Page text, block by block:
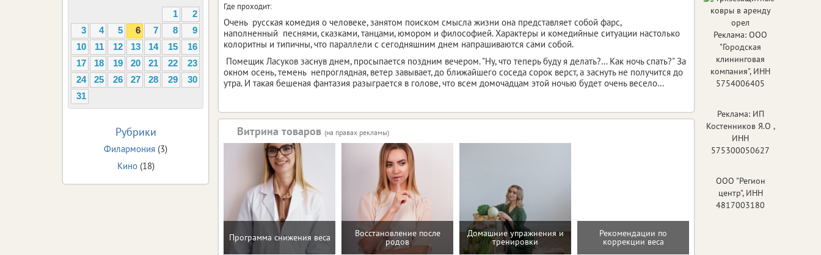
Где проходит:
Очень русская комедия о человеке, занятом поиском смысла жизни она представляет собой фарс,
наполненный песнями, сказками, танцами, юмором и философией. Характеры и комедийные ситуации настолько
колоритны и типичны, что параллели с сегодняшним днем напрашиваются сами собой.
Помещик Ласуков заснув днем, просыпается поздним вечером. "Ну, что теперь буду я делать?… Как ночь спать?" За
окном осень, темень непроглядная, ветер завывает, до ближайшего соседа сорок верст, а заснуть не получится до
утра. И такая бешеная фантазия разыграется в голове, что всем домочадцам этой ночью будет очень весело…
Витрина товаров (на правах рекламы)
Программа снижения веса Восстановление после
родов
Домашние упражнения и
тренировки
Рекомендации по
коррекции веса
1
2
3
4 5 6 7 8
9
10
11 12 13 14 15
16
17
18 19 20 21 22
23
24
25 26 27 28 29
30
31
Рубрики
Филармония (3)
Кино(18)
Реклама: ООО
"Городская
клининговая
компания", ИНН
5754006405
Реклама: ИП
Костенников Я.О ,
ИНН
575300050627
ООО "Регион
центр", ИНН
4817003180